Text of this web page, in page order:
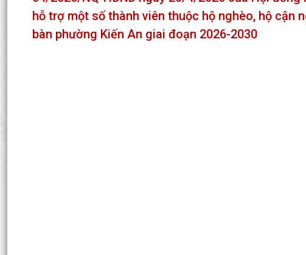
hỗ trợ một số thành viên thuộc hộ nghèo, hộ cận
bàn phường Kiến An giai đoạn 2026-2030